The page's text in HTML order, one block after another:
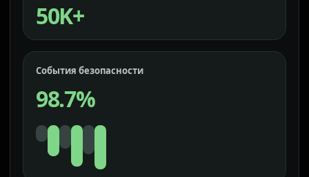
50K+
События безопасности
98.7%